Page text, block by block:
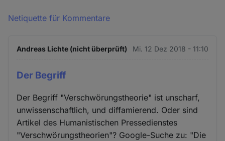
Netiquette für Kommentare
Andreas Lichte (nicht überprüft) Mi. 12 Dez 2018 - 11:10
Der Begriff
Der Begriff "Verschwörungstheorie" ist unscharf,
unwissenschaftlich, und diffamierend. Oder sind
Artikel des Humanistischen Pressedienstes
"Verschwörungstheorien"? Google-Suche zu: "Die